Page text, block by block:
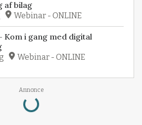
af bilag
Webinar - ONLINE
Kom i gang med digital
Webinar - ONLINE
Annonce
Loading...